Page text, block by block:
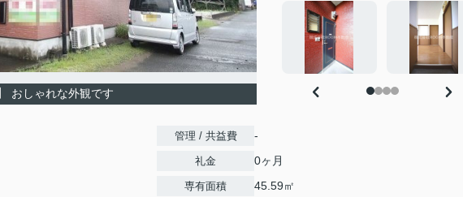
おしゃれな外観です
管理 / 共益費 -
礼金 0ヶ月
専有面積 45.59㎡